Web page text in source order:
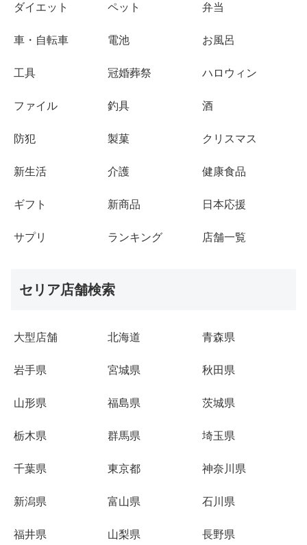
ダイエット ペット 弁当
車・自転車 電池 お風呂
工具 冠婚葬祭 ハロウィン
ファイル 釣具 酒
防犯 製菓 クリスマス
新生活 介護 健康食品
ギフト 新商品 日本応援
サプリ ランキング 店舗一覧
セリア店舗検索
大型店舗 北海道 青森県
岩手県 宮城県 秋田県
山形県 福島県 茨城県
栃木県 群馬県 埼玉県
千葉県 東京都 神奈川県
新潟県 富山県 石川県
福井県 山梨県 長野県